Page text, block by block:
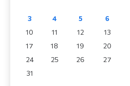
3
4 5 6
10
11 12 13
17
18 19 20
24
25 26 27
31